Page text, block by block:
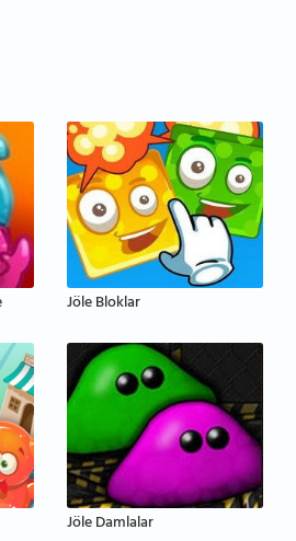
Jöle Bloklar
Jöle Damlalar